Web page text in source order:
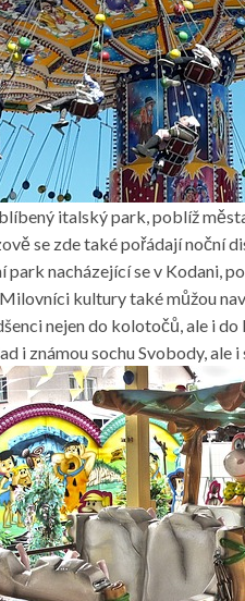
italský park, poblíž
se zde také pořádají noční
park nacházející se v Kodani,
kultury také můžou
nejen do kolotočů, ale i
i známou sochu Svobody, ale